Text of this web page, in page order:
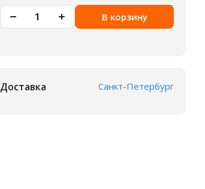
В корзину
Доставка Санкт-Петербург